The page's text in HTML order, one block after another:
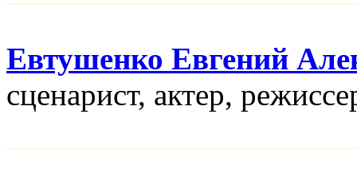
Евтушенко Евгений
сценарист, актер,